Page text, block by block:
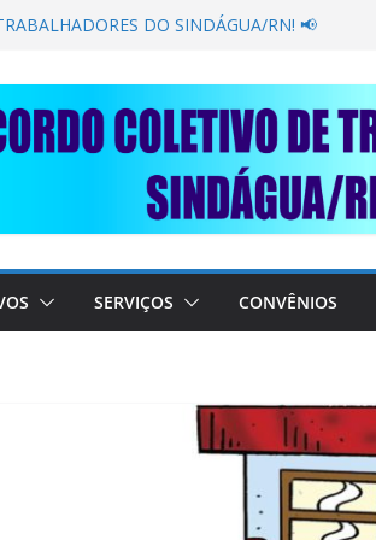
SECAR SUA TORNEIRA: UNIDOS
em importante debate com o Ministro
A SABESP! 🚨
AJUDE O NOSSO
RAIMUNDO DA CAERN!
SERVIÇOS CONVÊNIOS